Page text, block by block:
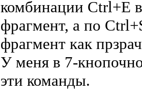
комбинации Ctrl+E
фрагмент, а по
фрагмент как
У меня в 7-
эти команды.